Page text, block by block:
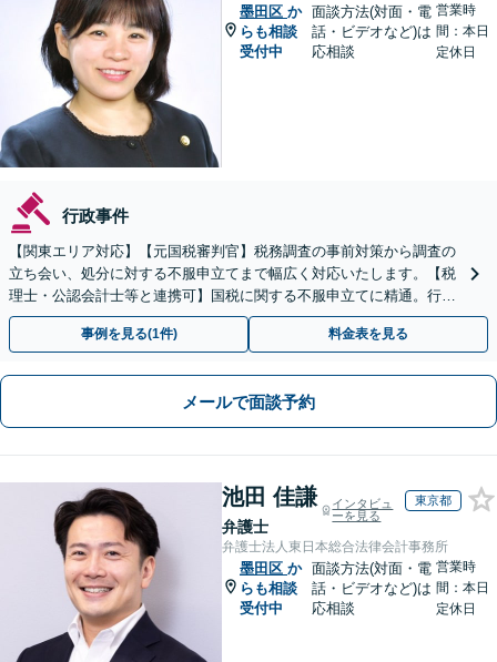
墨田区 か
らも相談
受付中
面談方法(対面・電
話・ビデオなど)は
応相談
営業時
間：本日
定休日
行政事件
【関東エリア対応】【元国税審判官】税務調査の事前対策から調査の
立ち会い、処分に対する不服申立てまで幅広く対応いたします。【税
理士・公認会計士等と連携可】国税に関する不服申立てに精通。行政
側の知見を活かしたサポートいたします
事例を見る(1件) 料金表を見る
メールで面談予約
池田 佳謙
弁護士
インタビュ
ーを見る
東京都
弁護士法人東日本総合法律会計事務所
墨田区 か
らも相談
受付中
面談方法(対面・電
話・ビデオなど)は
応相談
営業時
間：本日
定休日